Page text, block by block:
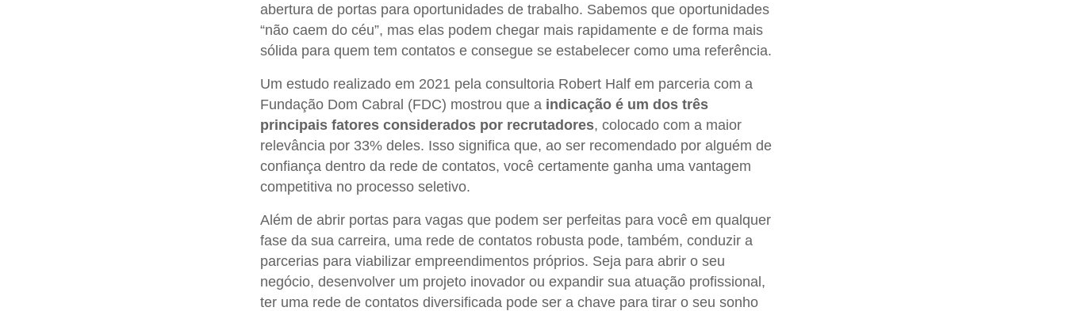
abertura de portas para oportunidades de trabalho. Sabemos que oportunidades
“não caem do céu”, mas elas podem chegar mais rapidamente e de forma mais
sólida para quem tem contatos e consegue se estabelecer como uma referência.
Um estudo realizado em 2021 pela consultoria Robert Half em parceria com a
Fundação Dom Cabral (FDC) mostrou que a indicação é um dos três
principais fatores considerados por recrutadores, colocado com a maior
relevância por 33% deles. Isso significa que, ao ser recomendado por alguém de
confiança dentro da rede de contatos, você certamente ganha uma vantagem
competitiva no processo seletivo.
Além de abrir portas para vagas que podem ser perfeitas para você em qualquer
fase da sua carreira, uma rede de contatos robusta pode, também, conduzir a
parcerias para viabilizar empreendimentos próprios. Seja para abrir o seu
negócio, desenvolver um projeto inovador ou expandir sua atuação profissional,
ter uma rede de contatos diversificada pode ser a chave para tirar o seu sonho